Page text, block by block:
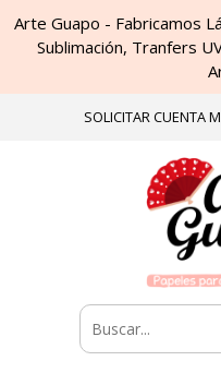
Arte Guapo - Fabricamos
Sublimación, Tranfers
SOLICITAR CUENTA